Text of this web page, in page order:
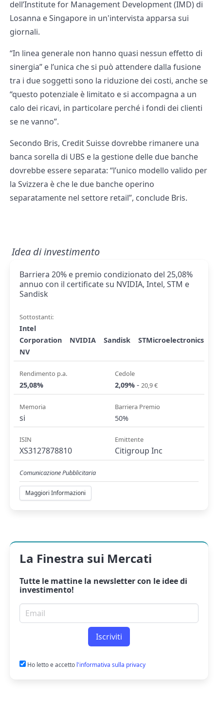
dell’Institute for Management Development (IMD) di
Losanna e Singapore in un'intervista apparsa sui
giornali.
“In linea generale non hanno quasi nessun effetto di
sinergia” e l’unica che si può attendere dalla fusione
tra i due soggetti sono la riduzione dei costi, anche se
“questo potenziale è limitato e si accompagna a un
calo dei ricavi, in particolare perché i fondi dei clienti
se ne vanno”.
Secondo Bris, Credit Suisse dovrebbe rimanere una
banca sorella di UBS e la gestione delle due banche
dovrebbe essere separata: “l’unico modello valido per
la Svizzera è che le due banche operino
separatamente nel settore retail”, conclude Bris.
Idea di investimento
Barriera 20% e premio condizionato del 25,08%
annuo con il certificate su NVIDIA, Intel, STM e
Sandisk
Sottostanti:
Intel
Corporation
NVIDIA Sandisk
STMicroelectronics
NV
Rendimento p.a.
25,08%
Cedole
2,09% - 20,9 €
Memoria
si
Barriera Premio
50%
ISIN
XS3127878810
Emittente
Citigroup Inc
Comunicazione Pubblicitaria
Maggiori Informazioni
La Finestra sui Mercati
Tutte le mattine la newslettercon le idee di
investimento!
Email per newsletter
Iscriviti
Ho letto e accetto l'informativa sulla privacy